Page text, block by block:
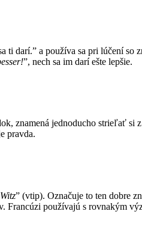
ti darí.” a používa sa pri lúčení
”, nech sa im darí ešte lepšie.
znamená jednoducho strieľať
pravda.
” (vtip). Označuje to ten dobre
Francúzi používajú s rovnakým